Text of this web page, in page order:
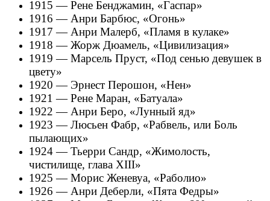
1915 — Рене Бенджамин, «Гаспар»
1916 — Анри Барбюс, «Огонь»
1917 — Анри Малерб, «Пламя в кулаке»
1918 — Жорж Дюамель, «Цивилизация»
1919 — Марсель Пруст, «Под сенью девушек в
цвету»
1920 — Эрнест Перошон, «Нен»
1921 — Рене Маран, «Батуала»
1922 — Анри Беро, «Лунный яд»
1923 — Люсьен Фабр, «Рабвель, или Боль
пылающих»
1924 — Тьерри Сандр, «Жимолость,
чистилище, глава XIII»
1925 — Морис Женевуа, «Раболио»
1926 — Анри Деберли, «Пята Федры»